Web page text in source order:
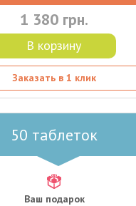
1 380 грн.
В корзину
Заказать в 1 клик
50 таблеток
Ваш подарок